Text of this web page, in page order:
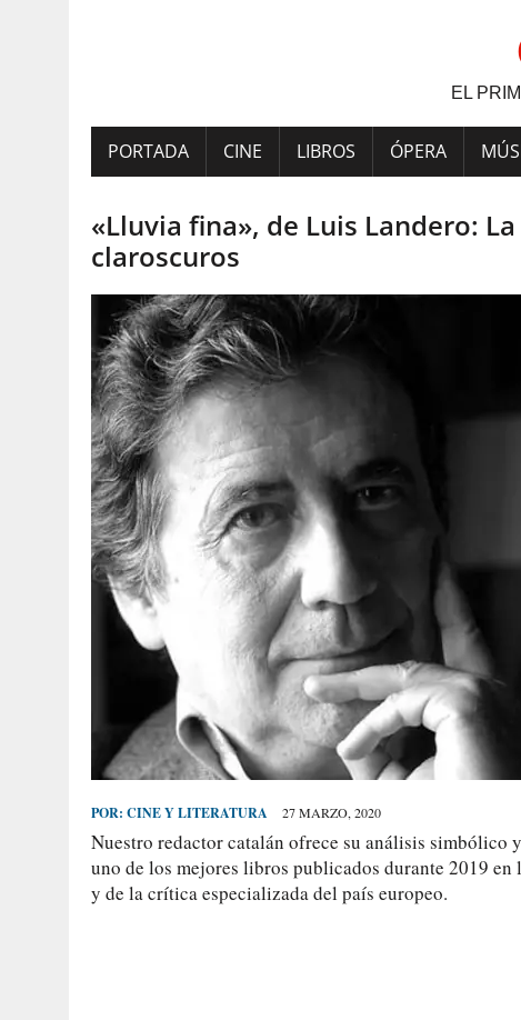
EL
PORTADA CINE LIBROS ÓPERA
«Lluvia fina», de Luis Landero:
claroscuros
POR: CINE Y LITERATURA 27 MARZO, 2020
Nuestro redactor catalán ofrece su análisis simbólico
uno de los mejores libros publicados durante 2019
y de la crítica especializada del país europeo.